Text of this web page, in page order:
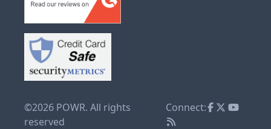
©2026 POWR. All rights
reserved
Connect: